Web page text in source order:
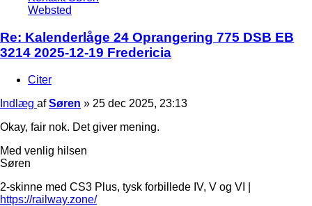
Websted
Re: Kalenderlåge 24 Oprangering 775 DSB EB
3214 2025-12-19 Fredericia
Citer
Indlæg afSøren » 25 dec 2025, 23:13
Okay, fair nok. Det giver mening.
Med venlig hilsen
Søren
2-skinne med CS3 Plus, tysk forbillede IV, V og VI |
https://railway.zone/